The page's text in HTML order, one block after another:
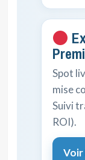
Spot
mise
Suivi
ROI).
Voir